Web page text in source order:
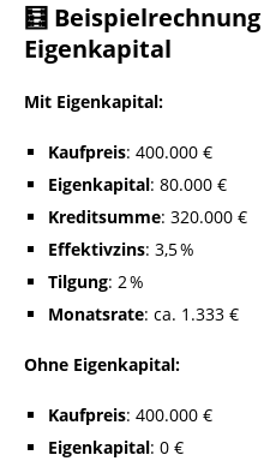
🧮
Eigenkapital
Mit Eigenkapital:
Kaufpreis: 400.000 €
Eigenkapital: 80.000 €
Kreditsumme: 320.000 €
Effektivzins: 3,5 %
Tilgung: 2 %
Monatsrate: ca. 1.333 €
Ohne Eigenkapital:
Kaufpreis: 400.000 €
Eigenkapital: 0 €